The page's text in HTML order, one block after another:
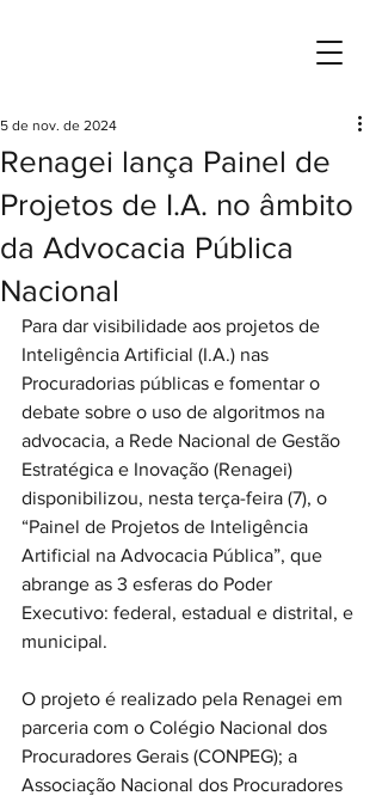
e Inovação da
Renagei lança Painel de
Projetos de I.A. no âmbito
da Advocacia Pública
Nacional
5 de nov. de 2024
Para dar visibilidade aos projetos de
Inteligência Artificial (I.A.) nas
Procuradorias públicas e fomentar o
debate sobre o uso de algoritmos na
advocacia, a Rede Nacional de Gestão
Estratégica e Inovação (Renagei)
disponibilizou, nesta terça-feira (7), o
“Painel de Projetos de Inteligência
Artificial na Advocacia Pública”, que
abrange as 3 esferas do Poder
Executivo: federal, estadual e distrital, e
municipal.
O projeto é realizado pela Renagei em
parceria com o Colégio Nacional dos
Procuradores Gerais (CONPEG); a
Associação Nacional dos Procuradores